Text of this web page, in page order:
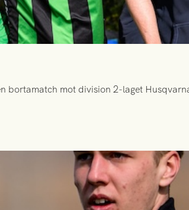
bortamatch mot division 2-laget